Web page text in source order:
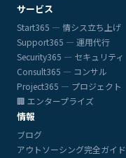
サービス
Start365 — 情シス立ち上げ
Support365 — 運用代行
Security365 — セキュリティ
Consult365 — コンサル
Project365 — プロジェクト
🏢 エンタープライズ
情報
ブログ
アウトソーシング完全ガイド